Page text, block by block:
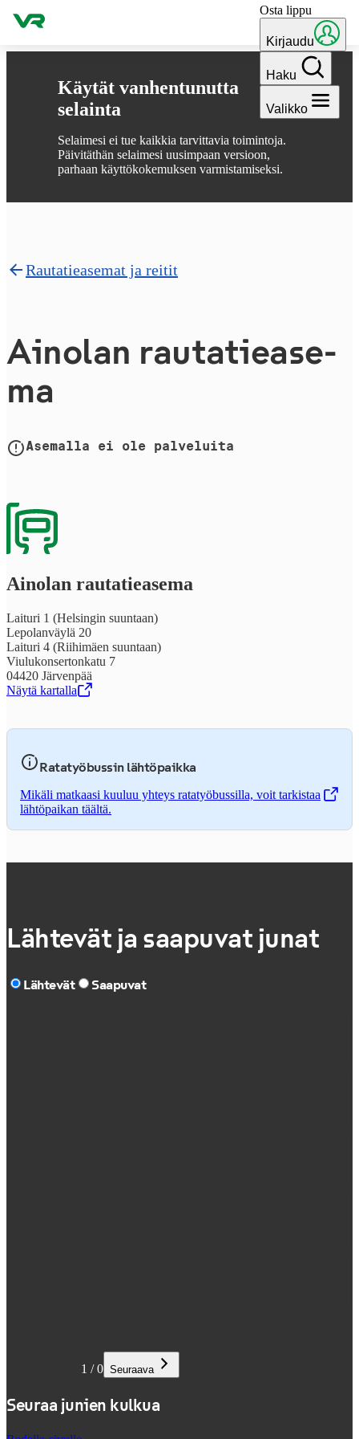
Käytät vanhentunutta
selainta
Selaimesi ei tue kaikkia tarvittavia toimintoja.
Päivitäthän selaimesi uusimpaan versioon,
parhaan käyttökokemuksen varmistamiseksi.
Hyppää sisältöön Osta lippu
Kirjaudu
Haku
Valikko
Rautatieasemat ja reitit
Ainolan rau­ta­tie­a­se­
ma
Asemalla ei ole palveluita
Ainolan rau­ta­tie­a­se­ma
Laituri 1 (Helsingin suuntaan)
Lepolanväylä 20
Laituri 4 (Riihimäen suuntaan)
Viulukonsertonkatu 7
04420 Järvenpää
Näytä kartalla
,Avataan uudessa välilehdessä
Ratatyöbussin lähtöpaikka
Mikäli matkaasi kuuluu yhteys ratatyöbussilla, voit tarkistaa
lähtöpaikan täältä.
,Avataan uudessa välilehdessä
Lähtevät ja saapuvat junat
Lähtevät Saapuvat
1 /0 Seuraava
Seuraa junien kulkua